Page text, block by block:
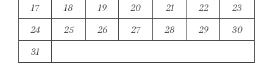
17
18 19 20 21 22
23
24
25 26 27 28 29
30
31